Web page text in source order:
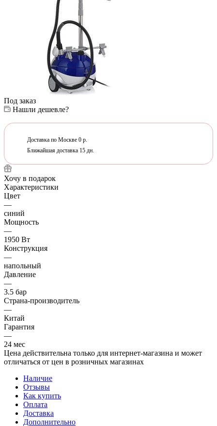
Под заказ
Нашли дешевле?
Доставка по Москве 0 р.
Ближайшая доставка 15 дн.
Хочу в подарок
Характеристики
Цвет
—
синий
Мощность
—
1950 Вт
Конструкция
—
напольный
Давление
—
3.5 бар
Страна-производитель
—
Китай
Гарантия
—
24 мес
Цена действительна только для интернет-магазина и может
отличаться от цен в розничных магазинах
Наличие
Отзывы
Как купить
Оплата
Доставка
Дополнительно